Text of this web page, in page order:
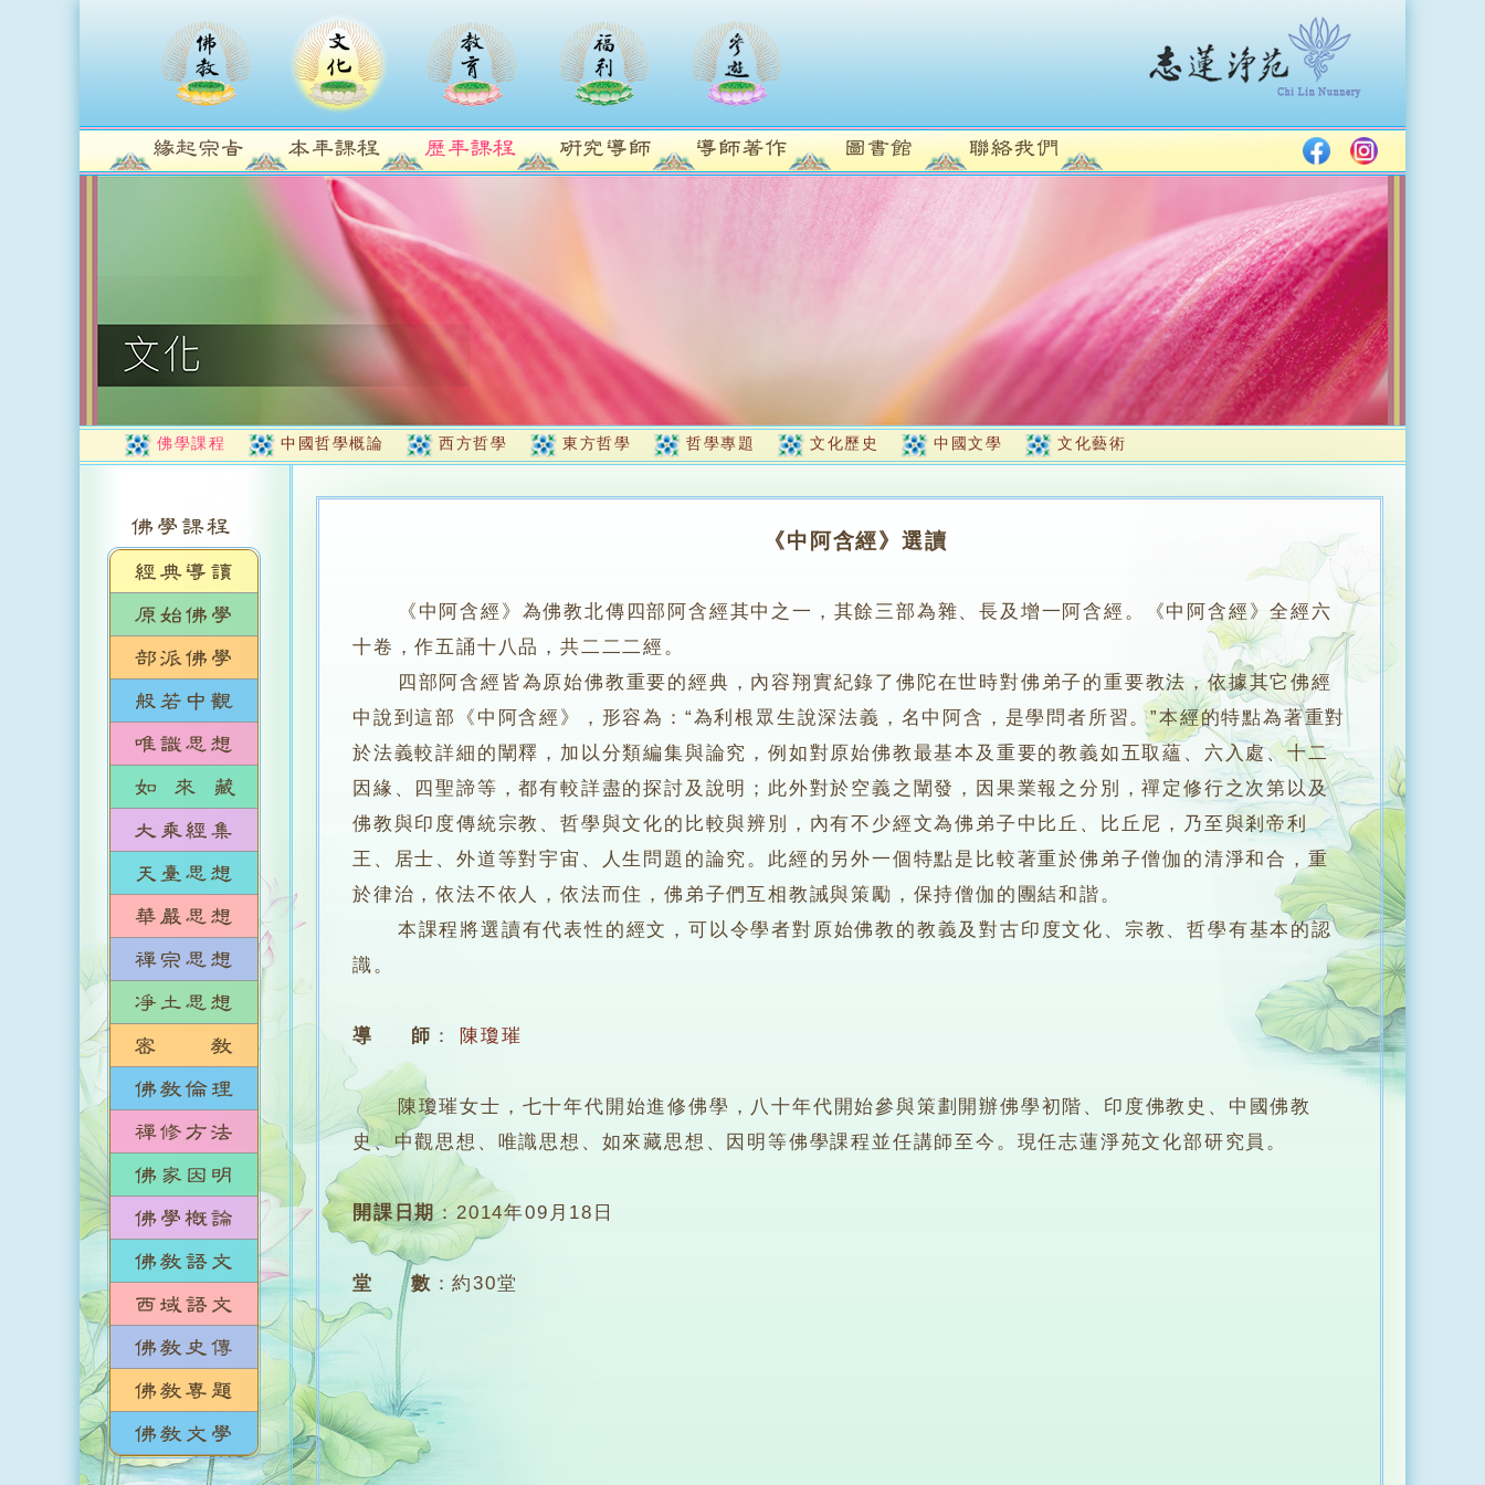
佛學課程 中國哲學概論 西方哲學 東方哲學 哲學專題 文化歷史 中國文學 文化藝術
《中阿含經》選讀
《中阿含經》為佛教北傳四部阿含經其中之一，其餘三部為雜、長及增一阿含經。《中阿含經》全經六
十卷，作五誦十八品，共二二二經。
四部阿含經皆為原始佛教重要的經典，內容翔實紀錄了佛陀在世時對佛弟子的重要教法，依據其它佛經
中說到這部《中阿含經》，形容為：“為利根眾生說深法義，名中阿含，是學問者所習。”本經的特點為著重對
於法義較詳細的闡釋，加以分類編集與論究，例如對原始佛教最基本及重要的教義如五取蘊、六入處、十二
因緣、四聖諦等，都有較詳盡的探討及說明；此外對於空義之闡發，因果業報之分別，禪定修行之次第以及
佛教與印度傳統宗教、哲學與文化的比較與辨別，內有不少經文為佛弟子中比丘、比丘尼，乃至與剎帝利
王、居士、外道等對宇宙、人生問題的論究。此經的另外一個特點是比較著重於佛弟子僧伽的清淨和合，重
於律治，依法不依人，依法而住，佛弟子們互相教誡與策勵，保持僧伽的團結和諧。
本課程將選讀有代表性的經文，可以令學者對原始佛教的教義及對古印度文化、宗教、哲學有基本的認
識。
導 師 ： 陳瓊璀
陳瓊璀女士，七十年代開始進修佛學，八十年代開始參與策劃開辦佛學初階、印度佛教史、中國佛教
史、中觀思想、唯識思想、如來藏思想、因明等佛學課程並任講師至今。現任志蓮淨苑文化部研究員。
開課日期：2014年09月18日
堂 數 ：約30堂